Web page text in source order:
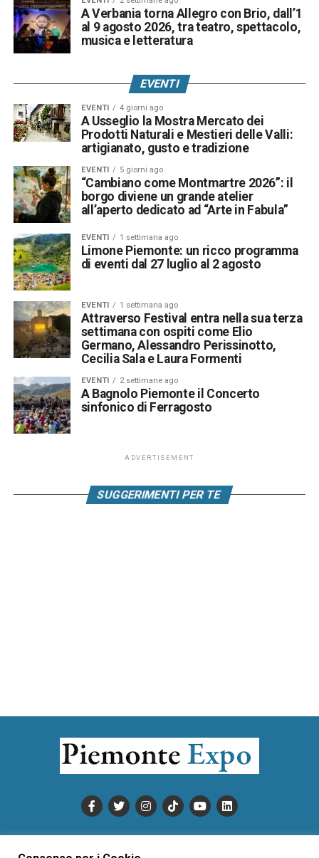
A Verbania torna Allegro con Brio, dall’1
al 9 agosto 2026, tra teatro, spettacolo,
musica e letteratura
EVENTI
EVENTI 4 giorni ago
A Usseglio la Mostra Mercato dei
Prodotti Naturali e Mestieri delle Valli:
artigianato, gusto e tradizione
EVENTI 5 giorni ago
“Cambiano come Montmartre 2026”: il
borgo diviene un grande atelier
all’aperto dedicato ad “Arte in Fabula”
EVENTI 1 settimana ago
Limone Piemonte: un ricco programma
di eventi dal 27 luglio al 2 agosto
EVENTI 1 settimana ago
Attraverso Festival entra nella sua terza
settimana con ospiti come Elio
Germano, Alessandro Perissinotto,
Cecilia Sala e Laura Formenti
EVENTI 2 settimane ago
A Bagnolo Piemonte il Concerto
sinfonico di Ferragosto
ADVERTISEMENT
SUGGERIMENTI PER TE